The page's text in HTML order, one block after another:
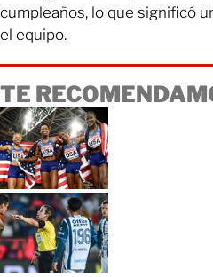
cumpleaños, lo que significó
el equipo.
TE